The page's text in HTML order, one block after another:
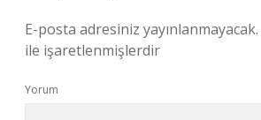
E-posta adresiniz yayınlanmayacak.
ile işaretlenmişlerdir
Yorum